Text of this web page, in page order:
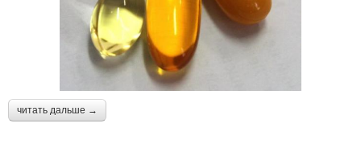
читать дальше →